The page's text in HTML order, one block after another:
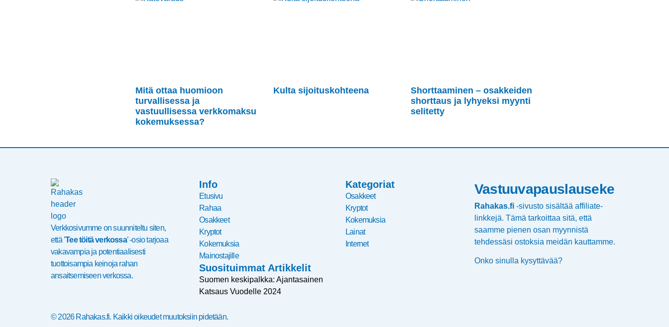
Mitä ottaa huomioon
turvallisessa ja
vastuullisessa verkkomaksu
kokemuksessa?
Kulta sijoituskohteena
Shorttaaminen – osakkeiden
shorttaus ja lyhyeksi myynti
selitetty
Verkkosivumme on suunniteltu siten,
että ’Tee töitä verkossa’ -osio tarjoaa
vakavampia ja potentiaalisesti
tuottoisampia keinoja rahan
ansaitsemiseen verkossa.
Info
Etusivu
Rahaa
Osakkeet
Kryptot
Kokemuksia
Mainostajille
Suosituimmat Artikkelit
Suomen keskipalkka: Ajantasainen
Katsaus Vuodelle 2024
Kategoriat
Osakkeet
Kryptot
Kokemuksia
Lainat
Internet
Vastuuvapauslauseke
Rahakas.fi-sivusto sisältää affiliate-
linkkejä. Tämä tarkoittaa sitä, että
saamme pienen osan myynnistä
tehdessäsi ostoksia meidän kauttamme.
Onko sinulla kysyttävää?
© 2026 Rahakas.fi. Kaikki oikeudet muutoksiin pidetään.